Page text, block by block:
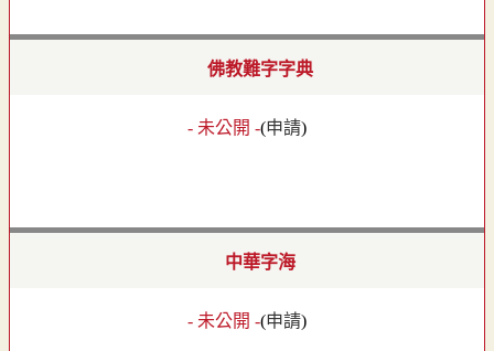
佛教難字字典
- 未公開 -(申請)
中華字海
- 未公開 -(申請)